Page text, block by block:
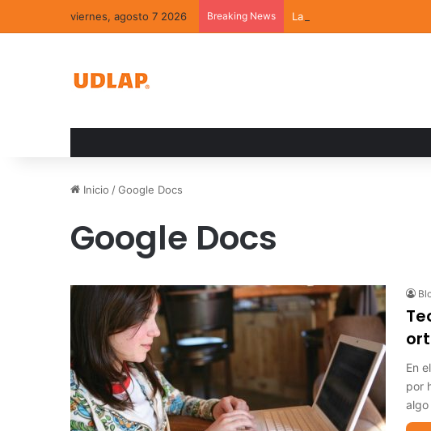
viernes, agosto 7 2026 Breaking News La convivencia familiar
Inicio /Google Docs
Google Docs
En
por